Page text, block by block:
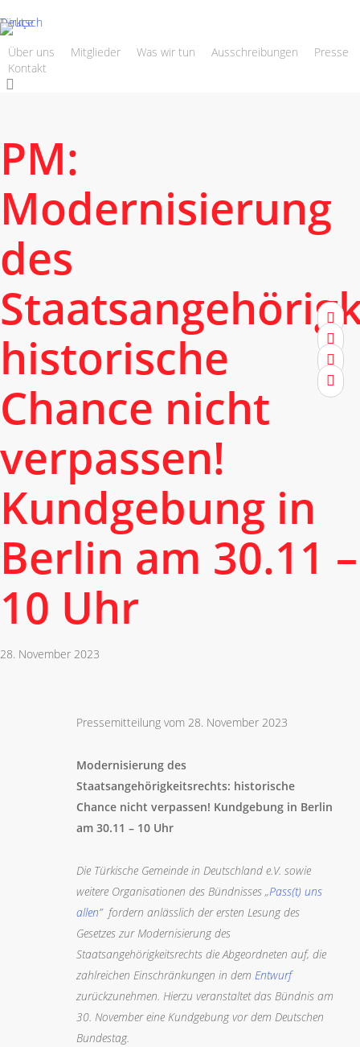
to
main
content
twitter
Deutsch
Türkçe
Über uns
Mitglieder Was wir tun Ausschreibungen
Presse
Kontakt
PM:
Modernisierung
des
historische
Chance nicht
verpassen!
Kundgebung in
Berlin am 30.11 –
10 Uhr
28. November 2023
Pressemitteilung vom 28. November 2023
Modernisierung des
Staatsangehörigkeitsrechts: historische
Chance nicht verpassen! Kundgebung in Berlin
am 30.11 – 10 Uhr
Die Türkische Gemeinde in Deutschland e.V. sowie
weitere Organisationen des Bündnisses „Pass(t) uns
allen”fordern anlässlich der ersten Lesung des
Gesetzes zur Modernisierung des
Staatsangehörigkeitsrechts die Abgeordneten auf, die
zahlreichen Einschränkungen in dem Entwurf
zurückzunehmen. Hierzu veranstaltet das Bündnis am
30. November eine Kundgebung vor dem Deutschen
Bundestag.